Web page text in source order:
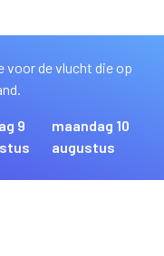
voor de vlucht die op
9
maandag 10
augustus